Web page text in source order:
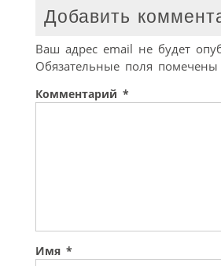
Добавить
Ваш адрес email не будет
Обязательные поля помечены
Комментарий *
Имя *